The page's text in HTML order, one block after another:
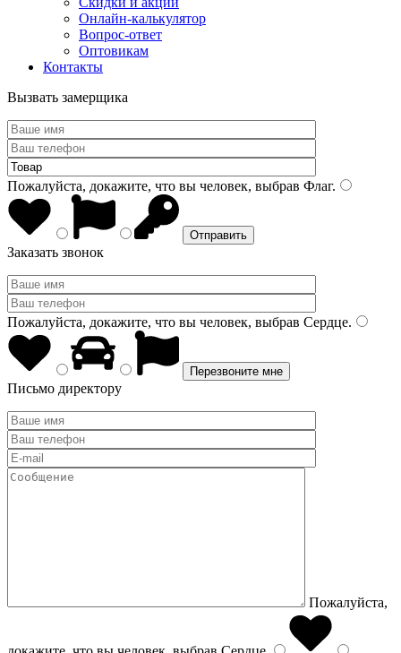
Онлайн-калькулятор
Вопрос-ответ
Оптовикам
Контакты
Вызвать замерщика
Пожалуйста, докажите, что вы человек, выбрав Флаг.
Заказать звонок
Пожалуйста, докажите, что вы человек, выбрав Сердце.
Письмо директору
Пожалуйста,